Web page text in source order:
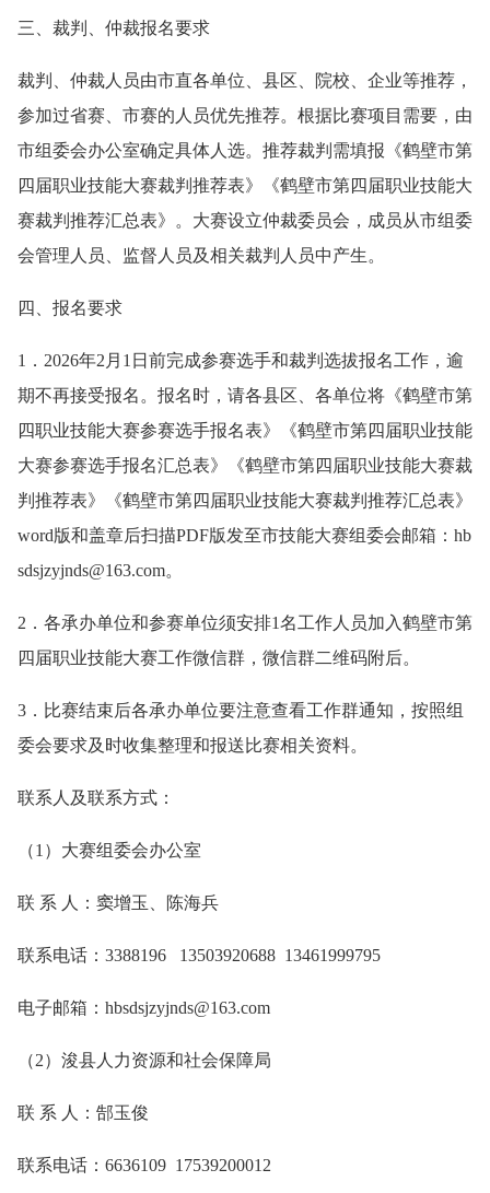
三、裁判、仲裁报名要求
裁判、仲裁人员由市直各单位、县区、院校、企业等推荐，
参加过省赛、市赛的人员优先推荐。根据比赛项目需要，由
市组委会办公室确定具体人选。推荐裁判需填报《鹤壁市第
四届职业技能大赛裁判推荐表》《鹤壁市第四届职业技能大
赛裁判推荐汇总表》。大赛设立仲裁委员会，成员从市组委
会管理人员、监督人员及相关裁判人员中产生。
四、报名要求
1．2026年2月1日前完成参赛选手和裁判选拔报名工作，逾
期不再接受报名。报名时，请各县区、各单位将《鹤壁市第
四职业技能大赛参赛选手报名表》《鹤壁市第四届职业技能
大赛参赛选手报名汇总表》《鹤壁市第四届职业技能大赛裁
判推荐表》《鹤壁市第四届职业技能大赛裁判推荐汇总表》
word版和盖章后扫描PDF版发至市技能大赛组委会邮箱：hb
sdsjzyjnds@163.com。
2．各承办单位和参赛单位须安排1名工作人员加入鹤壁市第
四届职业技能大赛工作微信群，微信群二维码附后。
3．比赛结束后各承办单位要注意查看工作群通知，按照组
委会要求及时收集整理和报送比赛相关资料。
联系人及联系方式：
（1）大赛组委会办公室
联 系 人：窦增玉、陈海兵
联系电话：3388196 13503920688 13461999795
电子邮箱：hbsdsjzyjnds@163.com
（2）浚县人力资源和社会保障局
联 系 人：郜玉俊
联系电话：6636109 17539200012